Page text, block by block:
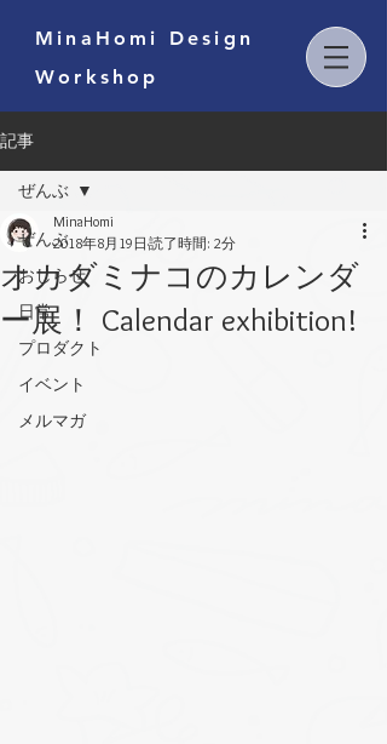
MinaHomi Design
Workshop
記事
ぜんぶ
おしらせ
日常
プロダクト
イベント
メルマガ
ぜんぶ
オカダミナコのカレンダ
ー展！ Calendar exhibition!
MinaHomi
2018年8月19日 読了時間: 2分